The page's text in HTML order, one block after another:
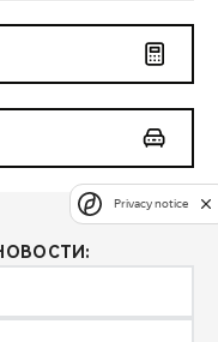
Privacy notice